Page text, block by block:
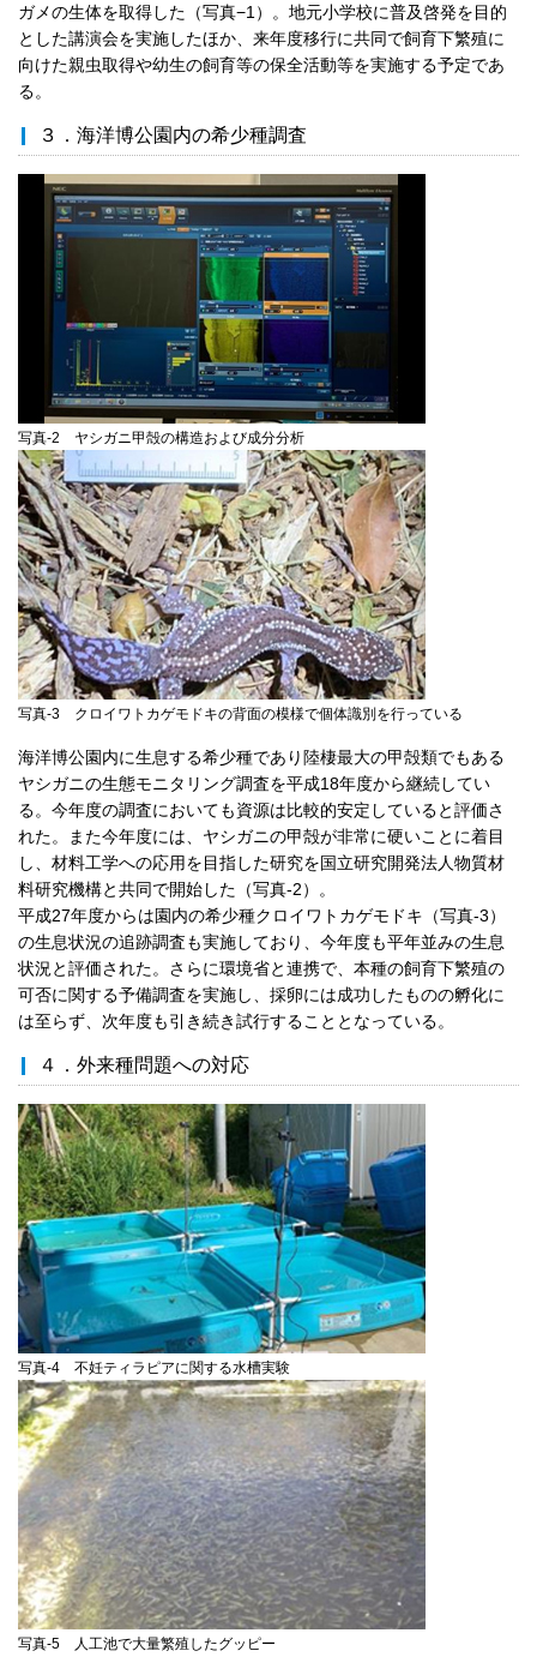
ガメの生体を取得した（写真−1）。地元小学校に普及啓発を目的
とした講演会を実施したほか、来年度移行に共同で飼育下繁殖に
向けた親虫取得や幼生の飼育等の保全活動等を実施する予定であ
る。
３．海洋博公園内の希少種調査
写真-2 ヤシガニ甲殻の構造および成分分析
写真-3 クロイワトカゲモドキの背面の模様で個体識別を行っている
海洋博公園内に生息する希少種であり陸棲最大の甲殻類でもある
ヤシガニの生態モニタリング調査を平成18年度から継続してい
る。今年度の調査においても資源は比較的安定していると評価さ
れた。また今年度には、ヤシガニの甲殻が非常に硬いことに着目
し、材料工学への応用を目指した研究を国立研究開発法人物質材
料研究機構と共同で開始した（写真-2）。
平成27年度からは園内の希少種クロイワトカゲモドキ（写真-3）
の生息状況の追跡調査も実施しており、今年度も平年並みの生息
状況と評価された。さらに環境省と連携で、本種の飼育下繁殖の
可否に関する予備調査を実施し、採卵には成功したものの孵化に
は至らず、次年度も引き続き試行することとなっている。
４．外来種問題への対応
写真-4 不妊ティラピアに関する水槽実験
写真-5 人工池で大量繁殖したグッピー